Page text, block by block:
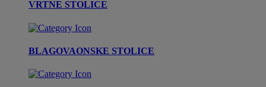
VRTNE STOLICE
BLAGOVAONSKE STOLICE